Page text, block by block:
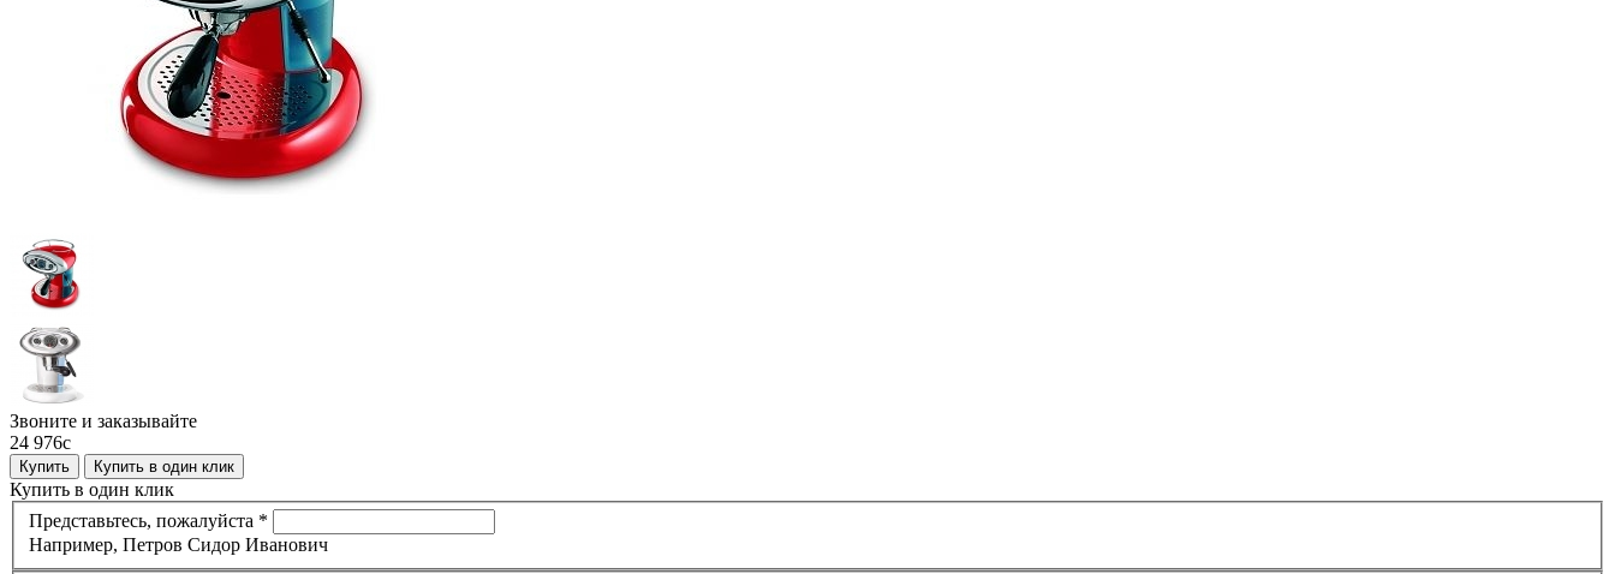
Звоните и заказывайте
24 976c
Купить Купить в один клик
Купить в один клик
Представьтесь, пожалуйста *
Например, Петров Сидор Иванович